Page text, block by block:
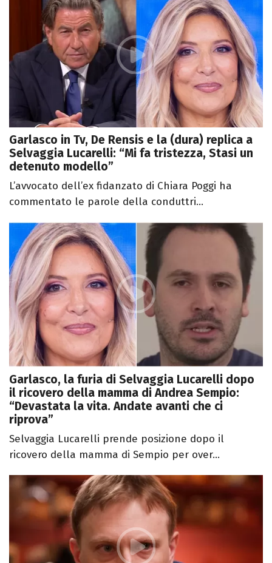
Garlasco in Tv, De Rensis e la (dura) replica a
Selvaggia Lucarelli: “Mi fa tristezza, Stasi un
detenuto modello”
L’avvocato dell’ex fidanzato di Chiara Poggi ha
commentato le parole della conduttri...
Garlasco, la furia di Selvaggia Lucarelli dopo
il ricovero della mamma di Andrea Sempio:
“Devastata la vita. Andate avanti che ci
riprova”
Selvaggia Lucarelli prende posizione dopo il
ricovero della mamma di Sempio per over...